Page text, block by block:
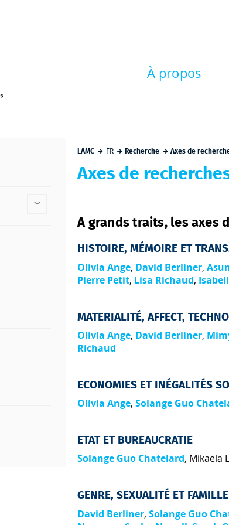
À propos
LAMC FR Recherche Axes de
Axes de
A grands traits, les axes
HISTOIRE, MÉMOIRE ET
Olivia Ange, David Berliner,
Pierre Petit, Lisa Richaud,
MATERIALITÉ, AFFECT,
Olivia Ange, David Berliner,
Richaud
ECONOMIES ET INÉGALITÉS
Olivia Ange,Solange Guo
ETAT ET BUREAUCRATIE
Solange Guo Chatelard, Mikaëla
GENRE, SEXUALITÉ ET FAMILLE
David Berliner,Solange Guo